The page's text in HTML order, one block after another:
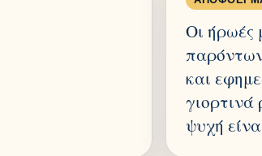
Οι ήρωές
και
ψυχή